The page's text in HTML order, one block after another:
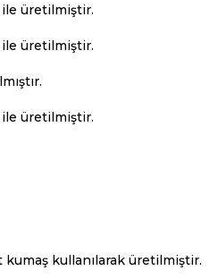
ile üretilmiştir.
ile üretilmiştir.
ile üretilmiştir.
kumaş kullanılarak üretilmiştir.